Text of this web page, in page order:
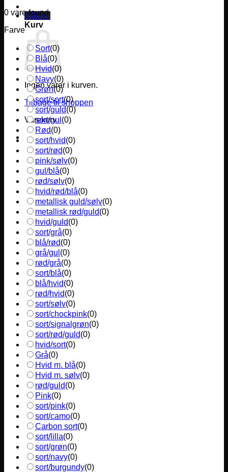
0,00 kr.
Kurv
Ingen varer i kurven.
Tilbage til shoppen
Varekurv
0 vare found
Farve
Sort(0)
Blå(0)
Hvid(0)
Navy(0)
Grøn(0)
sort/sort(0)
sort/guld(0)
sort/gul (0)
Rød(0)
sort/hvid(0)
sort/rød(0)
pink/sølv(0)
gul/blå(0)
rød/sølv(0)
hvid/rød/blå(0)
metallisk guld/sølv(0)
metallisk rød/guld(0)
hvid/guld(0)
sort/grå(0)
blå/rød(0)
grå/gul (0)
rød/grå(0)
sort/blå(0)
blå/hvid(0)
rød/hvid(0)
sort/sølv(0)
sort/chockpink(0)
sort/signalgrøn(0)
sort/rød/guld(0)
hvid/sort(0)
Grå(0)
Hvid m. blå(0)
Hvid m. sølv(0)
rød/guld(0)
Pink(0)
sort/pink(0)
sort/camo(0)
Carbon sort(0)
sort/lilla(0)
sort/grøn(0)
sort/navy(0)
sort/burgundy(0)